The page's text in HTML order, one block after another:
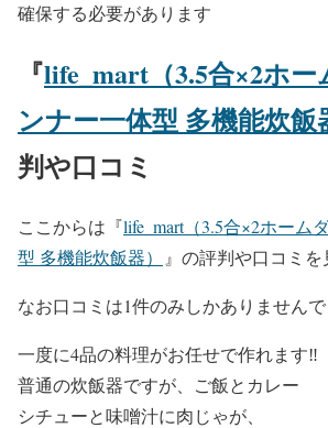
確保する必要があります
『life_mart（3.5合×2ホー
ンナー一体型 多機能炊飯
判や口コミ
ここからは『life_mart（3.5合×2ホーム
型 多機能炊飯器）
』の評判や口コミ
なお口コミは1件のみしかありません
一度に4品の料理がお任せで作れます‼️
普通の炊飯器ですが、ご飯とカレー
シチューと味噌汁に肉じゃが、